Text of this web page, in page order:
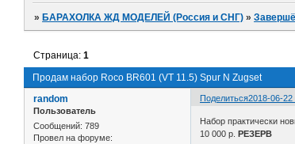
»БАРАХОЛКА ЖД МОДЕЛЕЙ (Россия и СНГ) »
Продам набор Roco BR601 (VT 11.5) Spur N Zugset
Страница:1
Поделиться2018-06-22
random
Пользователь
Сообщений: 789
Провел на форуме:
Набор практически
10 000 р. РЕЗЕРВ